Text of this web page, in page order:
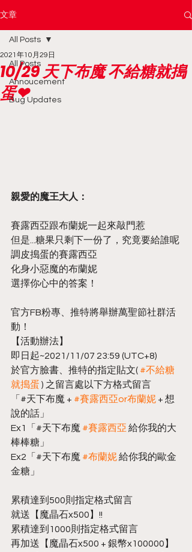
文章
All Posts
Annoucement
Bug Updates
All Posts
10/29 天下布魔 不給糖就搗
蛋❤
2021年10月29日
親愛的魔王大人：
賽露西亞跟布蘭妮一起來敲門惹
但是...糖果只剩下一份了，究竟要給誰呢
調皮搗蛋的賽露西亞
化身小惡魔的布蘭妮
選擇你心中的答案！
官方FB粉專、推特將舉辦萬聖節社群活
動！
【活動辦法】
即日起~2021/11/07 23:59 (UTC+8)
於官方臉書、推特的指定貼文( #不給糖
就搗蛋 ) 之留言處以下方格式留言
「#天下布魔 + #賽露西亞or布蘭妮 + 想
說的話」
Ex1「#天下布魔 #賽露西亞 給你我的大
棒棒糖」
Ex2「#天下布魔 #布蘭妮 給你我的歐金
金糖」
累積達到500則指定格式留言
就送【魔晶石x500】!!
累積達到1000則指定格式留言
再加送【魔晶石x500 + 銀幣x100000】